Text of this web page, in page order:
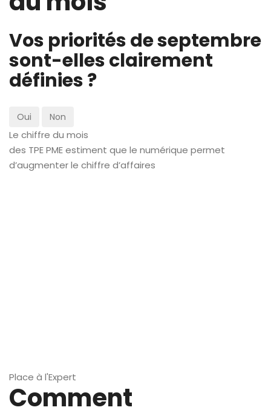
Vos priorités de septembre
sont-elles clairement
définies ?
Oui Non
Le chiffre du mois
des TPE PME estiment que le numérique permet
d’augmenter le chiffre d’affaires
Place à l'Expert
Comment